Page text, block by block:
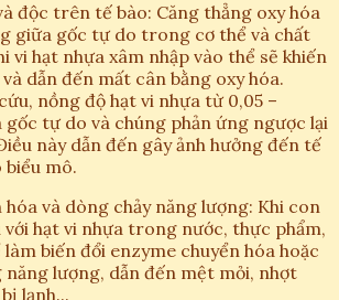
độc trên tế bào: Căng thẳng oxy hóa
giữa gốc tự do trong cơ thể và chất
vi hạt nhựa xâm nhập vào thể sẽ khiến
dẫn đến mất cân bằng oxy hóa.
nồng độ hạt vi nhựa từ 0,05 –
tự do và chúng phản ứng ngược lại
này dẫn đến gây ảnh hưởng đến tế
biểu mô.
hóa và dòng chảy năng lượng: Khi con
hạt vi nhựa trong nước, thực phẩm,
biến đổi enzyme chuyển hóa hoặc
năng lượng, dẫn đến mệt mỏi, nhợt
lạnh...